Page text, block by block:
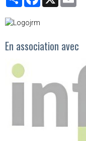
En association avec